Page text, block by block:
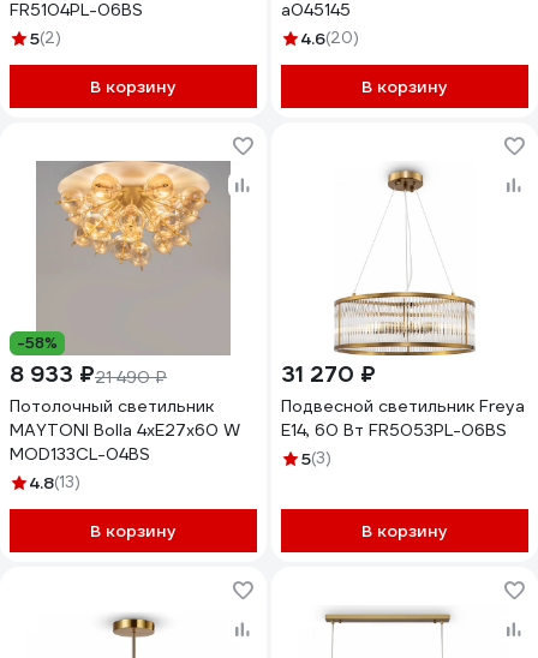
FR5104PL-06BS
5(2)
В корзину
a045145
4.6(20)
В корзину
-58%
8 933 ₽21 490 ₽
Потолочный светильник
MAYTONI Bolla 4хE27x60 W
MOD133CL-04BS
4.8(13)
В корзину
31 270 ₽
Подвесной светильник Freya
E14, 60 Вт FR5053PL-06BS
5(3)
В корзину